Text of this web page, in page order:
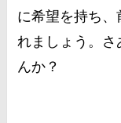
に希望を持ち、
れましょう。
んか？